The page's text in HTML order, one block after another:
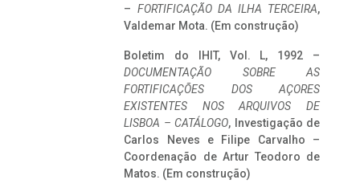
– FORTIFICAÇÃO DA ILHA TERCEIRA,
Valdemar Mota. (Em construção)
Boletim do IHIT, Vol. L, 1992 –
DOCUMENTAÇÃO SOBRE AS
FORTIFICAÇÕES DOS AÇORES
EXISTENTES NOS ARQUIVOS DE
LISBOA – CATÁLOGO, Investigação de
Carlos Neves e Filipe Carvalho –
Coordenação de Artur Teodoro de
Matos. (Em construção)